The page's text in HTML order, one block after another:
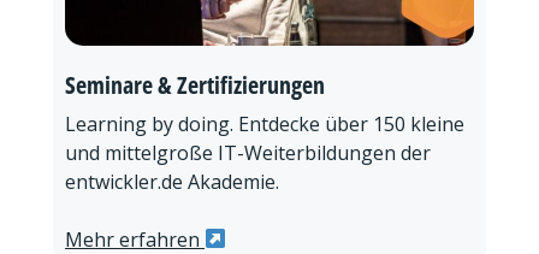
Seminare & Zertifizierungen
Learning by doing. Entdecke über 150 kleine
und mittelgroße IT-Weiterbildungen der
entwickler.de Akademie.
Mehr erfahren